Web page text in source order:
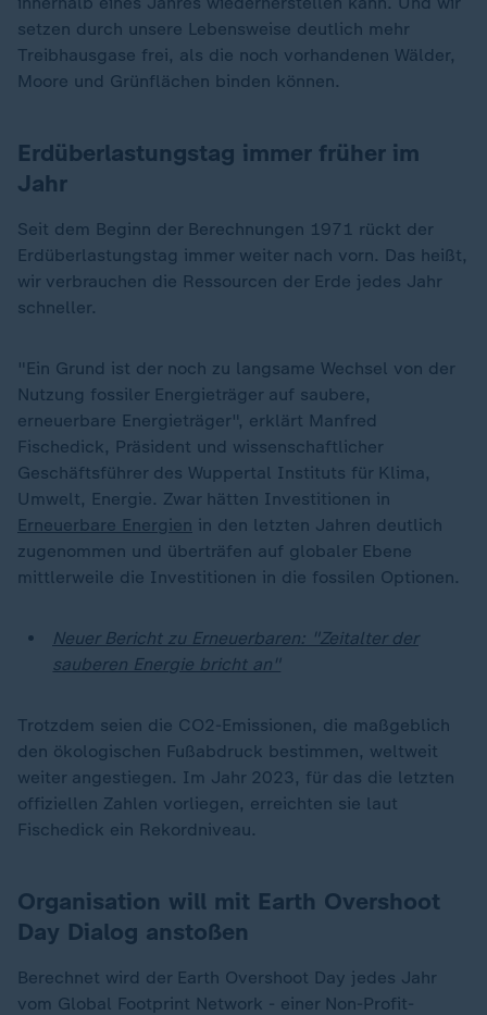
setzen durch unsere Lebensweise deutlich mehr
Treibhausgase frei, als die noch vorhandenen Wälder,
Moore und Grünflächen binden können.
Erdüberlastungstag immer früher im
Jahr
Seit dem Beginn der Berechnungen 1971 rückt der
Erdüberlastungstag immer weiter nach vorn. Das heißt,
wir verbrauchen die Ressourcen der Erde jedes Jahr
schneller.
"Ein Grund ist der noch zu langsame Wechsel von der
Nutzung fossiler Energieträger auf saubere,
erneuerbare Energieträger", erklärt Manfred
Fischedick, Präsident und wissenschaftlicher
Geschäftsführer des Wuppertal Instituts für Klima,
Umwelt, Energie. Zwar hätten Investitionen in
Erneuerbare Energien in den letzten Jahren deutlich
zugenommen und überträfen auf globaler Ebene
mittlerweile die Investitionen in die fossilen Optionen.
Neuer Bericht zu Erneuerbaren: "Zeitalter der
sauberen Energie bricht an"
Trotzdem seien die CO2-Emissionen, die maßgeblich
den ökologischen Fußabdruck bestimmen, weltweit
weiter angestiegen. Im Jahr 2023, für das die letzten
offiziellen Zahlen vorliegen, erreichten sie laut
Fischedick ein Rekordniveau.
Organisation will mit Earth Overshoot
Day Dialog anstoßen
Berechnet wird der Earth Overshoot Day jedes Jahr
vom Global Footprint Network - einer Non-Profit-